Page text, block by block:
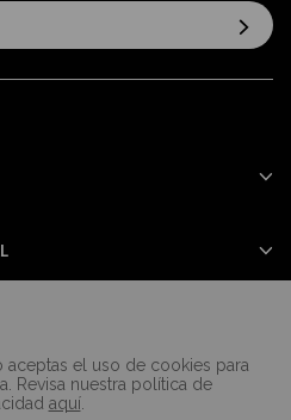
aceptas el uso de cookies para
Revisa nuestra política de
aquí.
reservados Casa
©2024